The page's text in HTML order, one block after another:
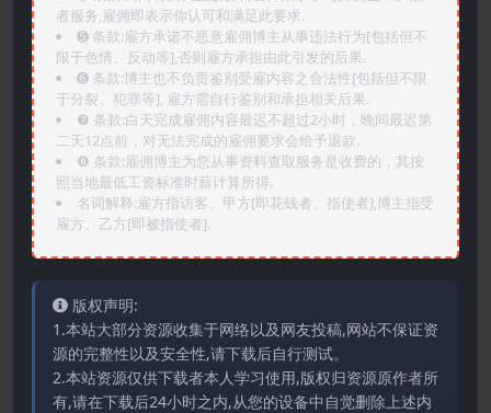
者服务,雇佣即表示你认可和满足此要求.
➎ 条款:雇方承诺不恶意雇佣博主从事违法行为[包括但不
限于色情、反动等],否则雇方承担由此引发的后果.
➏️ 条款:博主也不负责鉴别受雇内容之合法性[包括但不限
于分裂、犯罪等], 雇方需自行鉴别和承担相关后果.
❼ 条款:白天完成雇佣内容最迟不超过2小时，晚间最迟第
二天12点前，对无法完成的雇佣要求会给予退款.
❽ 条款:雇佣博主为您从事资料查取服务是收费的，其按
照当地最低工资标准时薪计算所得.
名词解释:雇方指访客、甲方[即花钱者、指使者],博主指受
雇方、乙方[即被指使者].
版权声明:
1.本站大部分资源收集于网络以及网友投稿,网站不保证资
源的完整性以及安全性,请下载后自行测试。
2.本站资源仅供下载者本人学习使用,版权归资源原作者所
有,请在下载后24小时之内,从您的设备中自觉删除上述内